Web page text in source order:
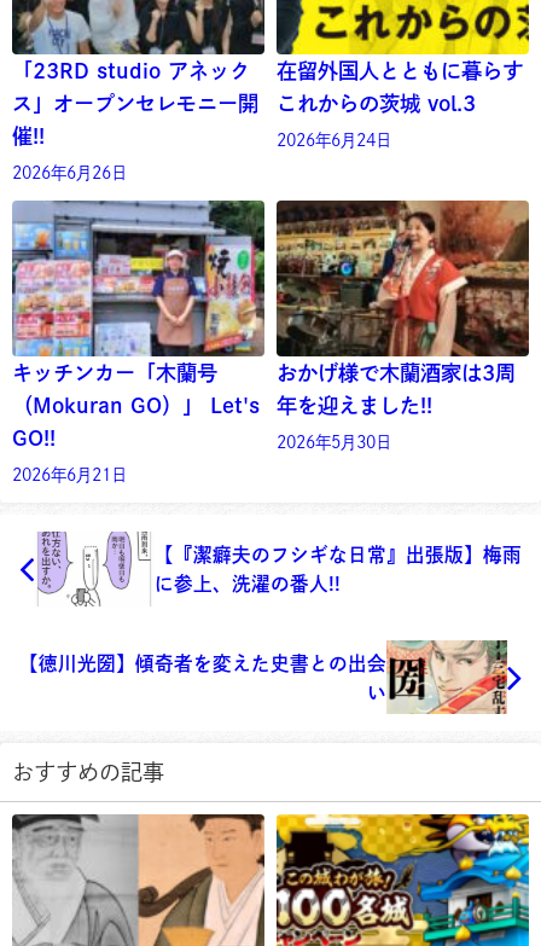
「23RD studio アネック
ス」オープンセレモニー開
催!!
2026年6月26日
在留外国人とともに暮らす
これからの茨城 vol.3
2026年6月24日
キッチンカー「木蘭号
（Mokuran GO）」 Let's
GO!!
2026年6月21日
おかげ様で木蘭酒家は3周
年を迎えました!!
2026年5月30日
【『潔癖夫のフシギな日常』出張版】梅雨
に参上、洗濯の番人!!
【徳川光圀】傾奇者を変えた史書との出会
い
おすすめの記事